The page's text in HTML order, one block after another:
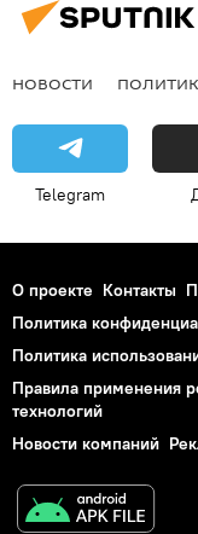
НОВОСТИ
Telegram
О проекте Контакты
Политика
Политика
Правила применения
технологий
Новости компаний